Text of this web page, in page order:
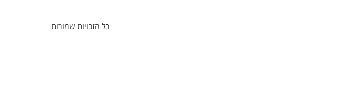
כל הזכויות שמורות